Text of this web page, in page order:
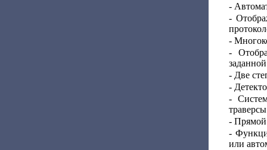
-
-
-
-
- Две
-
-
- Прямой
-
или